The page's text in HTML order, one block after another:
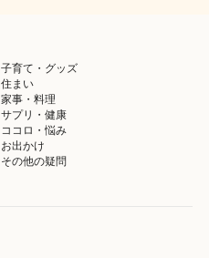
子育て・グッズ
住まい
家事・料理
サプリ・健康
ココロ・悩み
お出かけ
その他の疑問